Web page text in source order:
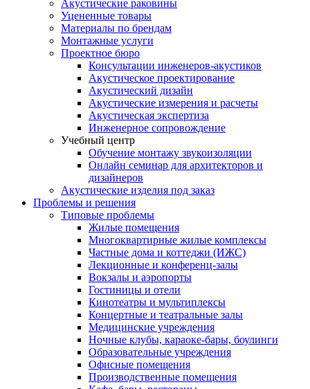
Акустические раковины
Уцененные товары
Материалы по брендам
Монтажные услуги
Проектное бюро
Консультации инженеров-акустиков
Акустическое проектирование
Акустический дизайн
Акустические измерения и расчеты
Акустическая экспертиза
Инженерное сопровождение
Учебный центр
Обучение монтажу звукоизоляции
Онлайн семинар для архитекторов и
дизайнеров
Акустические изделия под заказ
Проблемы и решения
Типовые проблемы
Жилые помещения
Многоквартирные жилые комплексы
Частные дома и коттеджи (ИЖС)
Лекционные и конференц-залы
Вокзалы и аэропорты
Гостиницы и отели
Кинотеатры и мультиплексы
Концертные и театральные залы
Медицинские учреждения
Ночные клубы, караоке-бары, боулинги
Образовательные учреждения
Офисные помещения
Производственные помещения